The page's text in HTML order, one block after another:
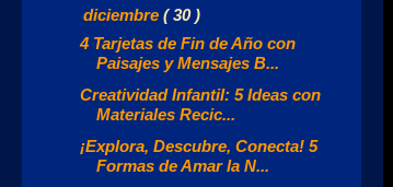
diciembre ( 30 )
4 Tarjetas de Fin de Año con
Paisajes y Mensajes B...
Creatividad Infantil: 5 Ideas con
Materiales Recic...
¡Explora, Descubre, Conecta! 5
Formas de Amar la N...